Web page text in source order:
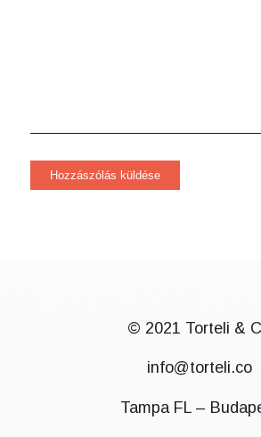
© 2021 Torteli &
info@torteli.co
Tampa FL –